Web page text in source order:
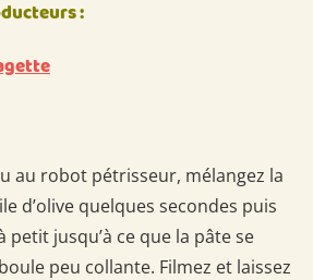
:
au robot pétrisseur, mélangez la
d’olive quelques secondes puis
petit jusqu’à ce que la pâte se
peu collante. Filmez et laissez